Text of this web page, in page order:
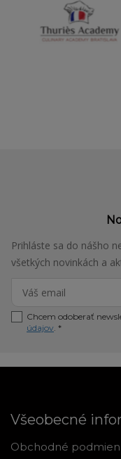
Prihláste sa do nášho
všetkých novinkách a
Chcem odoberať
údajov. *
Všeobecné
Obchodné